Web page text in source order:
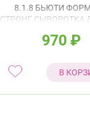
8.1.8 БЬЮТИ
СТРОНГ СЫВОРОТКА
970 ₽
В